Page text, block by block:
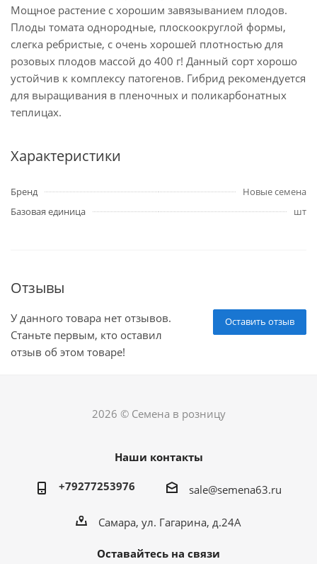
Мощное растение с хорошим завязыванием плодов.
Плоды томата однородные, плоскоокруглой формы,
слегка ребристые, с очень хорошей плотностью для
розовых плодов массой до 400 г! Данный сорт хорошо
устойчив к комплексу патогенов. Гибрид рекомендуется
для выращивания в пленочных и поликарбонатных
теплицах.
Характеристики
Бренд
Новые семена
Базовая единица
шт
Отзывы
Оставить отзыв
У данного товара нет отзывов.
Станьте первым, кто оставил
отзыв об этом товаре!
2026 © Семена в розницу
Наши контакты
+79277253976 sale@semena63.ru
Самара, ул. Гагарина, д.24А
Оставайтесь на связи